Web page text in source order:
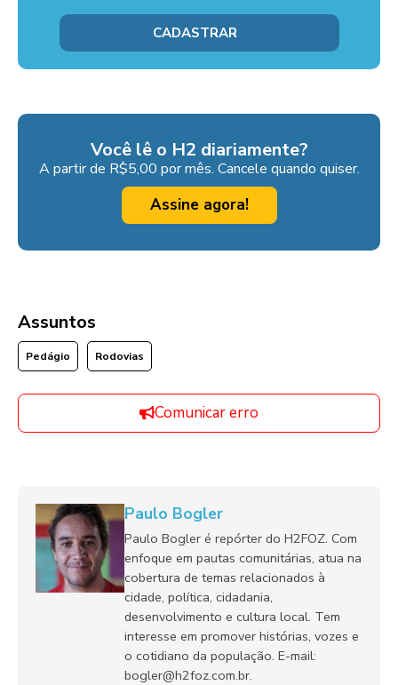
Você lê o H2 diariamente?
A partir de R$5,00 por mês. Cancele quando quiser.
Assine agora!
Assuntos
Pedágio Rodovias
Comunicar erro
Paulo Bogler
Paulo Bogler é repórter do H2FOZ. Com
enfoque em pautas comunitárias, atua na
cobertura de temas relacionados à
cidade, política, cidadania,
desenvolvimento e cultura local. Tem
interesse em promover histórias, vozes e
o cotidiano da população. E-mail:
bogler@h2foz.com.br.